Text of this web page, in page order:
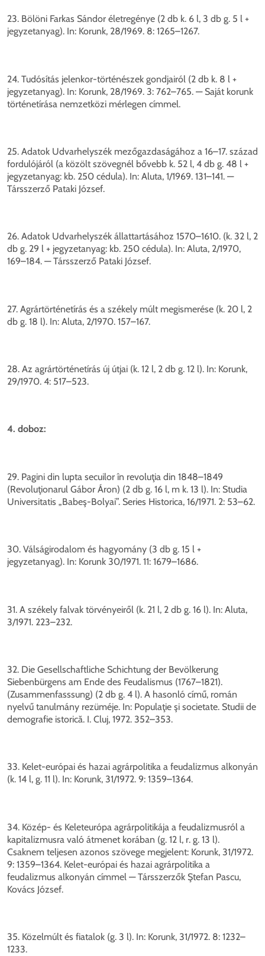
23. Bölöni Farkas Sándor életregénye (2 db k. 6 l, 3 db g. 5 l +
jegyzetanyag). In: Korunk, 28/1969. 8: 1265–1267.
24. Tudósítás jelenkor-történészek gondjairól (2 db k. 8 l +
jegyzetanyag). In: Korunk, 28/1969. 3: 762–765. — Saját korunk
történetírása nemzetközi mérlegen címmel.
25. Adatok Udvarhelyszék mezőgazdaságához a 16–17. század
fordulójáról (a közölt szövegnél bővebb k. 52 l, 4 db g. 48 l +
jegyzetanyag: kb. 250 cédula). In: Aluta, 1/1969. 131–141. —
Társszerző Pataki József.
26. Adatok Udvarhelyszék állattartásához 1570–1610. (k. 32 l, 2
db g. 29 l + jegyzetanyag: kb. 250 cédula). In: Aluta, 2/1970,
169–184. — Társszerző Pataki József.
27. Agrártörténetírás és a székely múlt megismerése (k. 20 l, 2
db g. 18 l). In: Aluta, 2/1970. 157–167.
28. Az agrártörténetírás új útjai (k. 12 l, 2 db g. 12 l). In: Korunk,
29/1970. 4: 517–523.
4. doboz:
29. Pagini din lupta secuilor în revoluţia din 1848–1849
(Revoluţionarul Gábor Áron) (2 db g. 16 l, m k. 13 l). In: Studia
Universitatis „Babeş-Bolyai”. Series Historica, 16/1971. 2: 53–62.
30. Válságirodalom és hagyomány (3 db g. 15 l +
jegyzetanyag). In: Korunk 30/1971. 11: 1679–1686.
31. A székely falvak törvényeiről (k. 21 l, 2 db g. 16 l). In: Aluta,
3/1971. 223–232.
32. Die Gesellschaftliche Schichtung der Bevölkerung
Siebenbürgens am Ende des Feudalismus (1767–1821).
(Zusammenfasssung) (2 db g. 4 l). A hasonló című, román
nyelvű tanulmány rezüméje. In: Populaţie şi societate. Studii de
demografie istorică. I. Cluj, 1972. 352–353.
33. Kelet-európai és hazai agrárpolitika a feudalizmus alkonyán
(k. 14 l, g. 11 l). In: Korunk, 31/1972. 9: 1359–1364.
34. Közép- és Keleteurópa agrárpolitikája a feudalizmusról a
kapitalizmusra való átmenet korában (g. 12 l, r. g. 13 l).
Csaknem teljesen azonos szövege megjelent: Korunk, 31/1972.
9: 1359–1364. Kelet-európai és hazai agrárpolitika a
feudalizmus alkonyán címmel — Társszerzők Ştefan Pascu,
Kovács József.
35. Közelmúlt és fiatalok (g. 3 l). In: Korunk, 31/1972. 8: 1232–
1233.